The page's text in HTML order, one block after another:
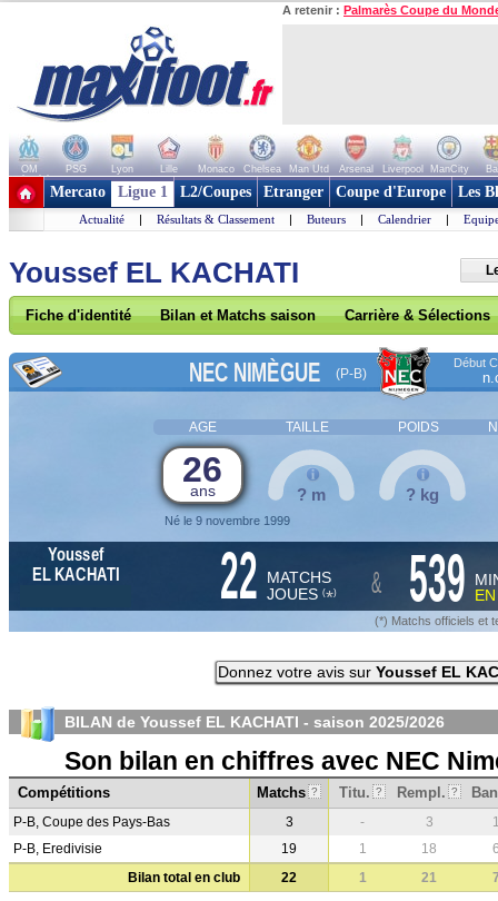
A retenir : Palmarès Coupe du
OM PSG Lyon Lille Monaco Chelsea Man Utd Arsenal Liverpool ManCity
+ de clubs
Mercato Ligue 1 L2/Coupes Etranger Coupe d'Europe Les
Actualité | Résultats & Classement | Buteurs | Calendrier |
Youssef EL KACHATI
Fiche d'identité Bilan et Matchs saison Carrière & Sélections
NEC NIMÈGUE (P-B)
Début
AGE TAILLE POIDS
26
ans
Né le 9 novembre 1999
? m ? kg
Youssef
EL KACHATI
22 MATCHS
JOUES (*) & 539
(*) Matchs officiels et
Donnez votre avis sur Youssef EL
BILAN de Youssef EL KACHATI - saison 2025/2026
Son bilan en chiffres avec NEC
Compétitions Matchs ? Titu. ? Rempl. ?
P-B, Coupe des Pays-Bas 3 - 3
P-B, Eredivisie
19 1 18
Bilan total en club
22 1 21